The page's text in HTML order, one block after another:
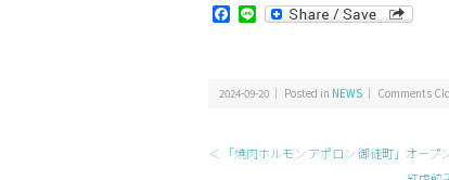
Facebook
Line
2024-09-20 ｜ Posted in NEWS Comments
＜ 「焼肉ホルモン アポロン 御徒町」オープ